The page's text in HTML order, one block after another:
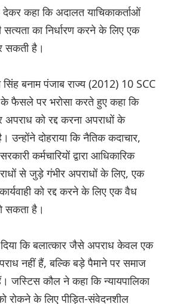
कहा कि अदालत याचिकाकर्ताओं
सत्यता का निर्धारण करने के लिए एक
सकती है।
बनाम पंजाब राज्य (2012) 10 SCC
के फैसले पर भरोसा करते हुए कहा कि
को रद्द करना अपराधों के
दोहराया कि नैतिक कदाचार,
कर्मचारियों द्वारा आधिकारिक
से जुड़े गंभीर अपराधों के लिए, एक
को रद्द करने के लिए एक वैध
सकता है।
कि बलात्कार जैसे अपराध केवल एक
नहीं हैं, बल्कि बड़े पैमाने पर समाज
जस्टिस कौल ने कहा कि न्यायपालिका
रोकने के लिए पीड़ित-संवेदनशील